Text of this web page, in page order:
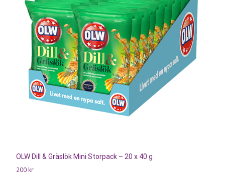
OLW Dill & Gräslök Mini Storpack – 20 x 40 g
200 kr